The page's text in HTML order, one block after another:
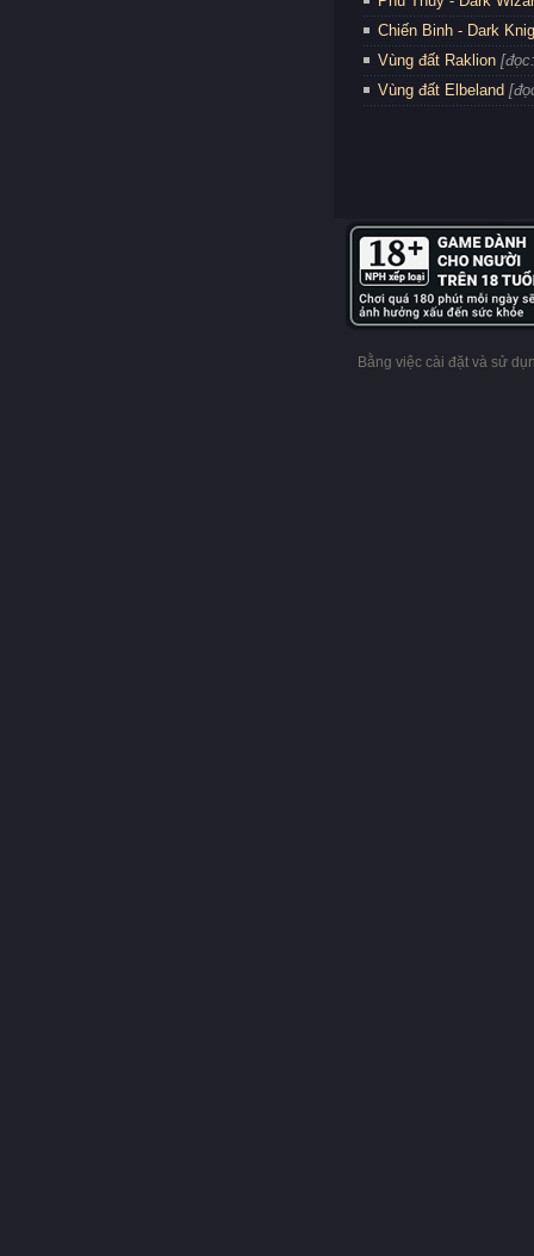
Chiến Binh - Dark
Vùng đất Raklion
Vùng đất Elbeland
Bằng việc cài đặt và sử